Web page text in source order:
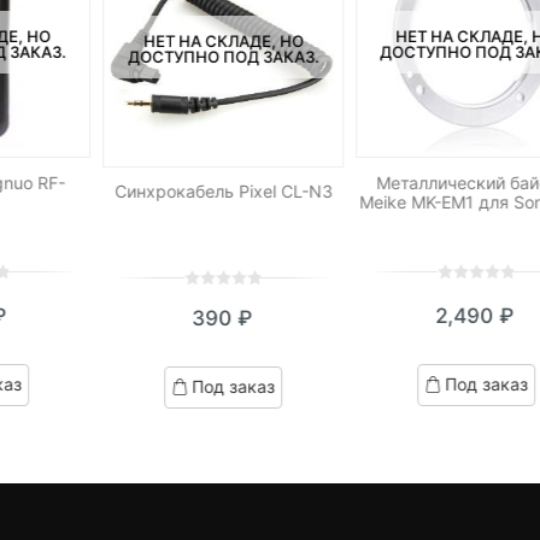
НО
ЗАКАЗ.
RF-
НЕТ НА СКЛАДЕ, НО
ДОСТУПНО ПОД ЗАКАЗ.
Синхрокабель Pixel CL-N3
out
based
on
customer
390₽
Под заказ
НЕТ НА СКЛАДЕ,
ДОСТУПНО ПОД
Металлический
Meike MK-EM1 для
out
based
on
customer
2,490₽
Под заказ